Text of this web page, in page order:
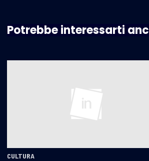
Potrebbe interessarti
CULTURA